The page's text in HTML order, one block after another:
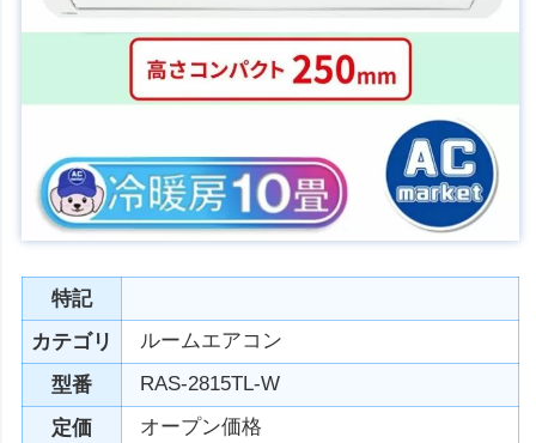
特記
カテゴリ
ルームエアコン
型番
RAS-2815TL-W
定価
オープン価格